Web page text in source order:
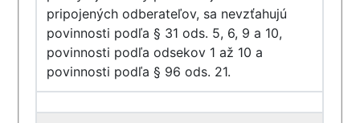
pripojených odberateľov, sa nevzťahujú
povinnosti podľa § 31 ods. 5, 6, 9 a 10,
povinnosti podľa odsekov 1 až 10 a
povinnosti podľa § 96 ods. 21.